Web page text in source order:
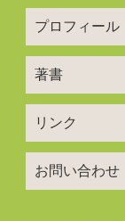
プロフィール
著書
リンク
お問い合わせ